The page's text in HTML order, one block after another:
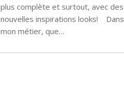
plus complète et surtout, avec des
nouvelles inspirations looks! Dans
mon métier, que…